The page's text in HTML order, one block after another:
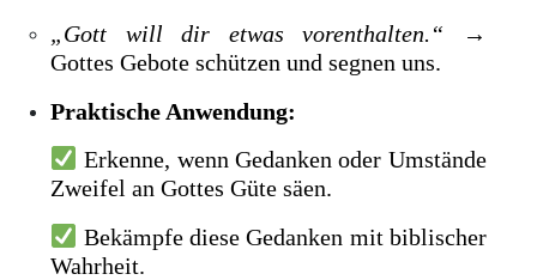
„Gott will dir etwas vorenthalten.“ →
Gottes Gebote schützen und segnen uns.
Praktische Anwendung:
Erkenne, wenn Gedanken oder Umstände
Zweifel an Gottes Güte säen.
Bekämpfe diese Gedanken mit biblischer
Wahrheit.